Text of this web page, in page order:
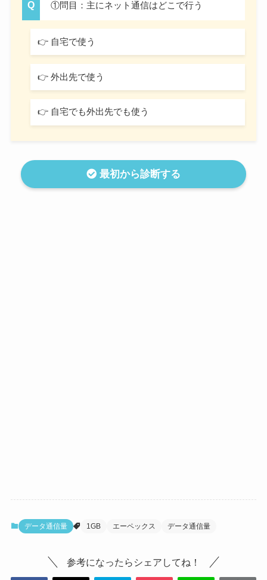
①問目：主にネット通信はどこで行う
👉 自宅で使う
👉 外出先で使う
👉 自宅でも外出先でも使う
最初から診断する
データ通信量 1GB エーペックス データ通信量
参考になったらシェアしてね！